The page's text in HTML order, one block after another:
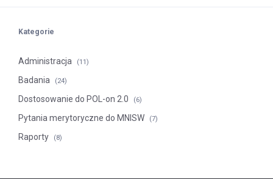
Kategorie
Administracja (11)
Badania (24)
Dostosowanie do POL-on 2.0 (6)
Pytania merytoryczne do MNISW (7)
Raporty (8)